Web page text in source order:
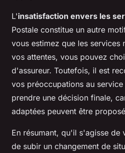
L'insatisfaction envers les
Postale constitue un autre
vous estimez que les services
vos attentes, vous pouvez
d'assureur. Toutefois, il est
vos préoccupations au
prendre une décision finale,
adaptées peuvent être
En résumant, qu'il s'agisse de
de subir un changement de